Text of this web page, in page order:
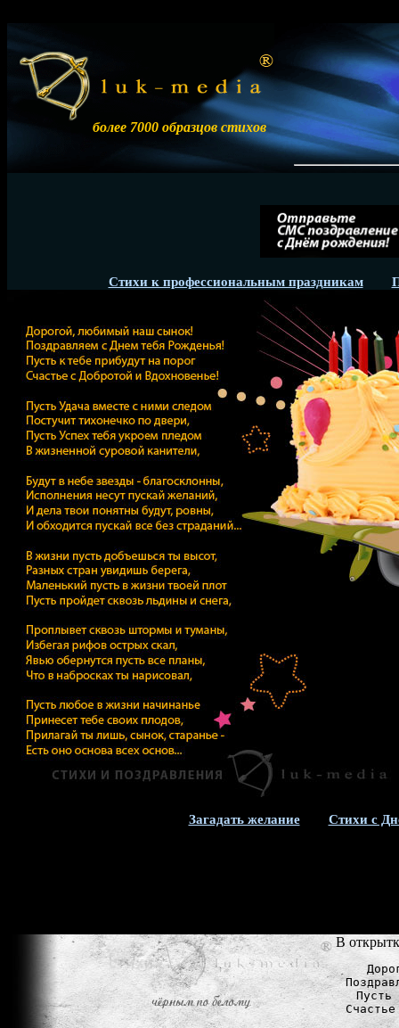
более 7000 образцов стихов
Стихи к профессиональным праздникам
Загадать желание Стихи с
В
Пусть